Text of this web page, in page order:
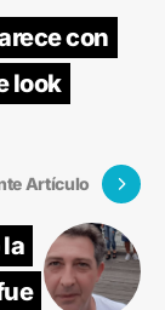
con
look
Artículo